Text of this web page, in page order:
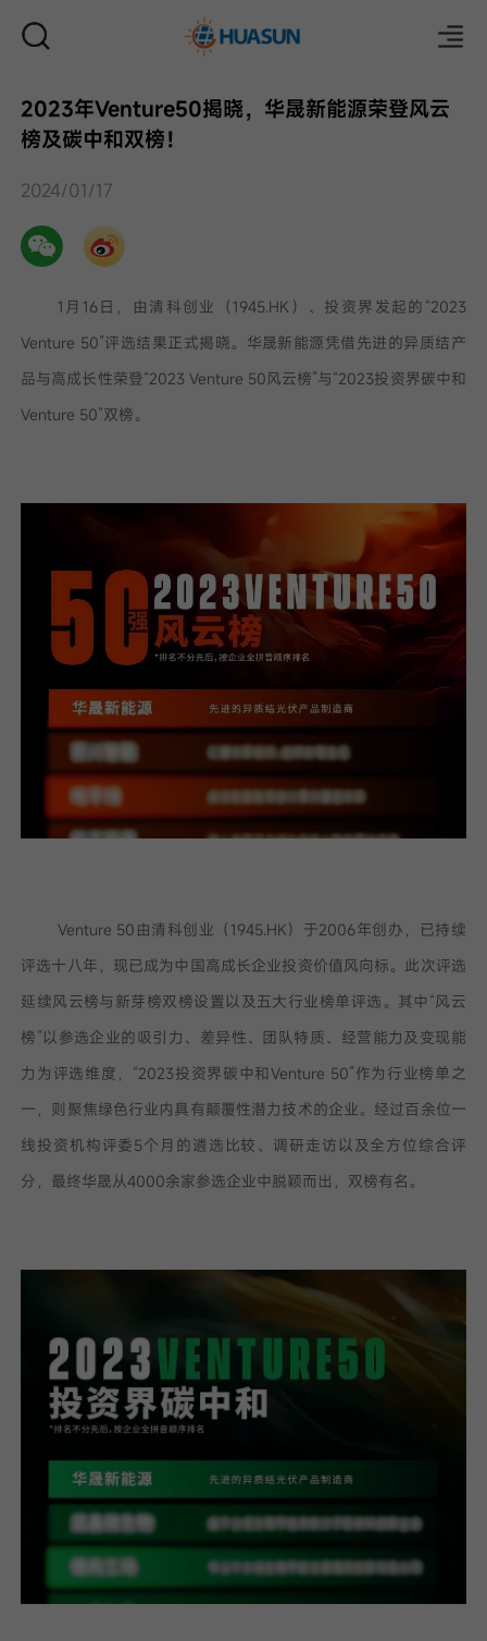
邮件
隐私政策
提
交
2023年Venture50揭晓，华晟新能源荣登风云
榜及碳中和双榜！
2024/01/17
1月16日，由清科创业（1945.HK）、投资界发起的“2023
Venture 50”评选结果正式揭晓。华晟新能源凭借先进的异质结产
品与高成长性荣登“2023 Venture 50风云榜”与“2023投资界碳中和
Venture 50”双榜。
Venture 50由清科创业（1945.HK）于2006年创办，已持续
评选十八年，现已成为中国高成长企业投资价值风向标。此次评选
延续风云榜与新芽榜双榜设置以及五大行业榜单评选。其中“风云
榜”以参选企业的吸引力、差异性、团队特质、经营能力及变现能
力为评选维度，“2023投资界碳中和Venture 50”作为行业榜单之
一，则聚焦绿色行业内具有颠覆性潜力技术的企业。经过百余位一
线投资机构评委5个月的遴选比较、调研走访以及全方位综合评
分，最终华晟从4000余家参选企业中脱颖而出，双榜有名。